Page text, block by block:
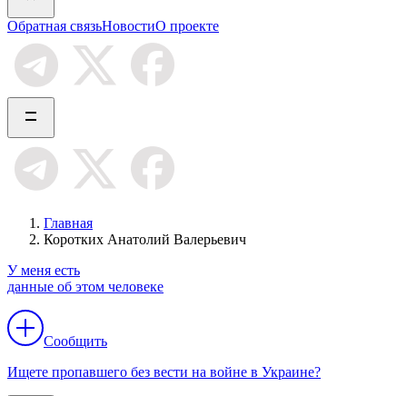
Обратная связьНовостиО проекте
Главная
Коротких Анатолий Валерьевич
У меня есть
данные об этом человеке
Сообщить
Ищете пропавшего без вести на войне в Украине?